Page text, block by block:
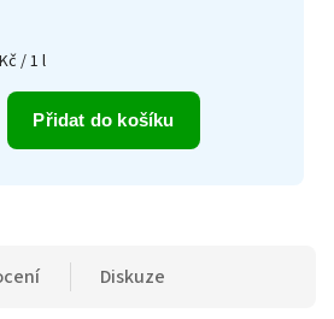
/ 1 l
Přidat do košíku
Diskuze